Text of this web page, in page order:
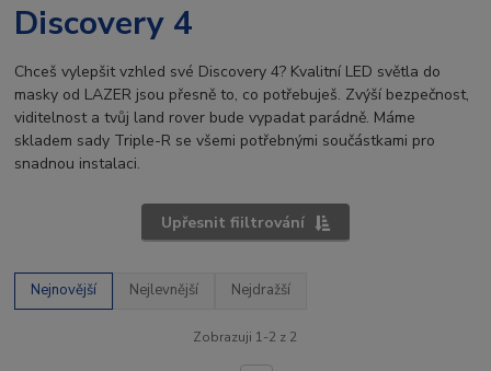
Discovery 4
Chceš vylepšit vzhled své Discovery 4? Kvalitní LED světla do
masky od LAZER jsou přesně to, co potřebuješ. Zvýší bezpečnost,
viditelnost a tvůj land rover bude vypadat parádně. Máme
skladem sady Triple-R se všemi potřebnými součástkami pro
snadnou instalaci.
Upřesnit fiiltrování
Nejnovější Nejlevnější Nejdražší
Zobrazuji 1-2 z 2